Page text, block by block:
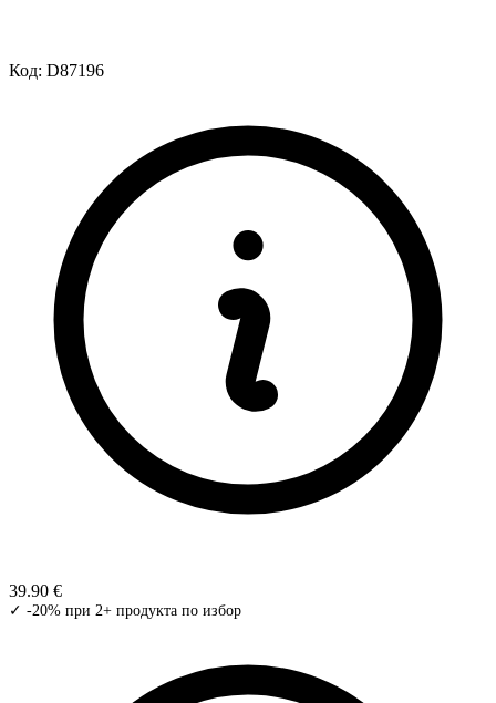
Код: D87196
39.90 €
✓ -20% при 2+ продукта по избор